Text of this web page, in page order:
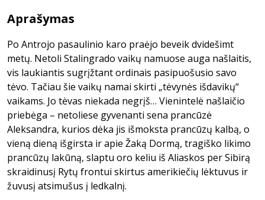
Aprašymas
Po Antrojo pasaulinio karo praėjo beveik dvidešimt
metų. Netoli Stalingrado vaikų namuose auga našlaitis,
vis laukiantis sugrįžtant ordinais pasipuošusio savo
tėvo. Tačiau šie vaikų namai skirti „tėvynės išdavikų“
vaikams. Jo tėvas niekada negrįš… Vienintelė našlaičio
priebėga – netoliese gyvenanti sena prancūzė
Aleksandra, kurios dėka jis išmoksta prancūzų kalbą, o
vieną dieną išgirsta ir apie Žaką Dormą, tragiško likimo
prancūzų lakūną, slaptu oro keliu iš Aliaskos per Sibirą
skraidinusį Rytų frontui skirtus amerikiečių lėktuvus ir
žuvusį atsimušus į ledkalnį.